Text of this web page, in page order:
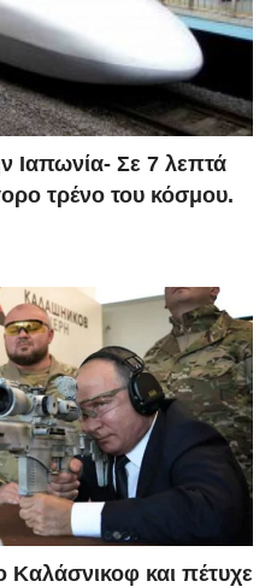
Ιαπωνία- Σε 7 λεπτά
τρένο του κόσμου.
Καλάσνικοφ και πέτυχε